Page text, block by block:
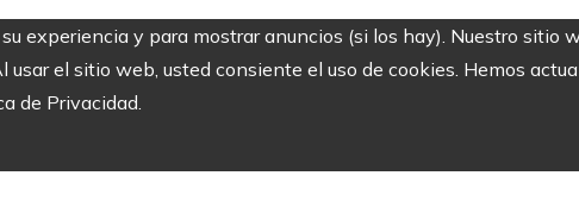
experiencia y para mostrar anuncios (si los hay). Nuestro sitio
el sitio web, usted consiente el uso de cookies. Hemos
de Privacidad.